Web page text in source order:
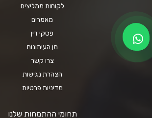
לקוחות ממליצים
מאמרים
פסקי דין
מן העיתונות
צרו קשר
הצהרת נגישות
מדיניות פרטיות
תחומי ההתמחות שלנו